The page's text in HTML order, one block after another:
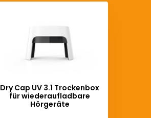
Dry Cap UV 3.1 Trockenbox
für wiederaufladbare
Hörgeräte